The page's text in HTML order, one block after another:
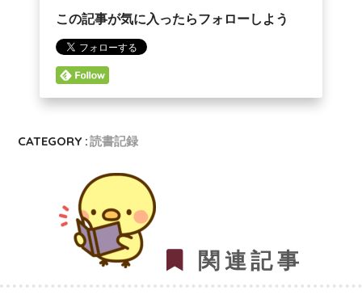
この記事が気に入ったらフォローしよう
CATEGORY :読書記録
関連記事